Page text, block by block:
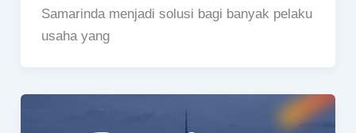
Samarinda menjadi solusi bagi banyak pelaku
usaha yang